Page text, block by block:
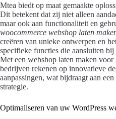
Mtea biedt op maat gemaakte
Dit betekent dat zij niet alleen
maar ook aan functionaliteit en
woocommerce webshop laten
creëren van unieke ontwerpen en
specifieke functies die aansluiten
Met een webshop laten maken voor
bedrijven rekenen op innovatieve
aanpassingen, wat bijdraagt aan
strategie.
Optimaliseren van uw WordPress